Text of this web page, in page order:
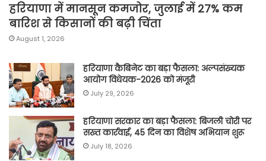
हरियाणा में मानसून कमजोर, जुलाई में 27% कम
बारिश से किसानों की बढ़ी चिंता
August 1, 2026
हरियाणा कैबिनेट का बड़ा फैसला: अल्पसंख्यक
आयोग विधेयक-2026 को मंजूरी
July 29, 2026
हरियाणा सरकार का बड़ा फैसला: बिजली चोरी पर
सख्त कार्रवाई, 45 दिन का विशेष अभियान शुरू
July 18, 2026